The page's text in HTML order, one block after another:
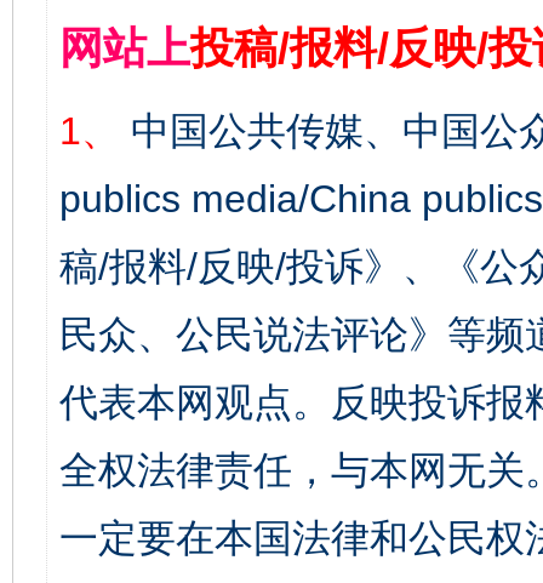
网站上投稿/报料/反映/
1、
中国公共传媒、中国公
publics media/China
稿/报料/反映/投诉》、《公
民众、公民说法评论》等
代表本网观点。反映投诉
全权法律责任，与本网无
一定要在本国法律和公民